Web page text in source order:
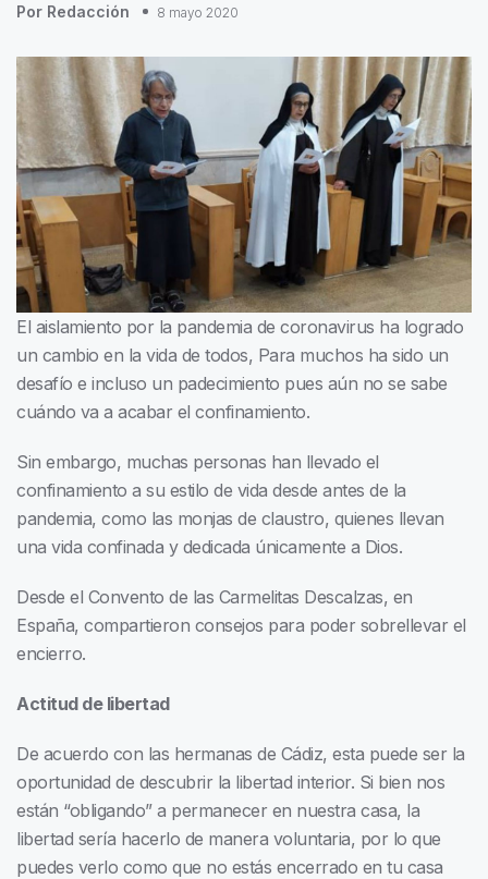
Por Redacción 8 mayo 2020
El aislamiento por la pandemia de coronavirus ha logrado
un cambio en la vida de todos, Para muchos ha sido un
desafío e incluso un padecimiento pues aún no se sabe
cuándo va a acabar el confinamiento.
Sin embargo, muchas personas han llevado el
confinamiento a su estilo de vida desde antes de la
pandemia, como las monjas de claustro, quienes llevan
una vida confinada y dedicada únicamente a Dios.
Desde el Convento de las Carmelitas Descalzas, en
España, compartieron consejos para poder sobrellevar el
encierro.
Actitud de libertad
De acuerdo con las hermanas de Cádiz, esta puede ser la
oportunidad de descubrir la libertad interior. Si bien nos
están “obligando” a permanecer en nuestra casa, la
libertad sería hacerlo de manera voluntaria, por lo que
puedes verlo como que no estás encerrado en tu casa